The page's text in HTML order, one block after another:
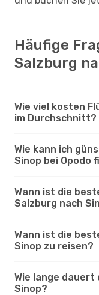
Häufige
Salzburg
Wie viel kosten
im Durchschnitt?
Wie kann ich
Sinop bei Opodo
Wann ist die
Salzburg nach
Wann ist die
Sinop zu reisen?
Wie lange dauert
Sinop?